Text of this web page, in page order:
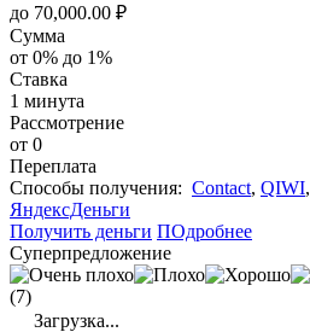
до 70,000.00 ₽
Сумма
от 0% до 1%
Ставка
1 минута
Рассмотрение
от 0
Переплата
Cпособы получения: Contact, QIWI,
ЯндексДеньги
Получить деньги ПОдробнее
Суперпредложение
(7)
Загрузка...